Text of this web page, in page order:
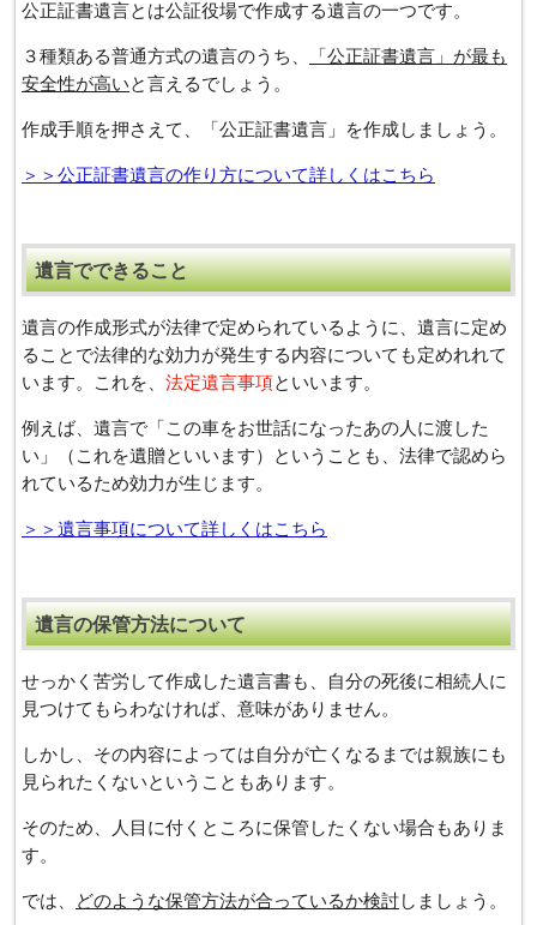
公正証書遺言とは公証役場で作成する遺言の一つです。
３種類ある普通方式の遺⾔のうち、
「公正証書遺⾔」が最も
安全性が高いと言えるでしょう。
作成⼿順を押さえて、「公正証書遺⾔」を作成しましょう。
＞＞公正証書遺言の作り方について詳しくはこちら
遺言でできること
遺言の作成形式が法律で定められているように、遺言に定め
ることで法律的な効力が発生する内容についても定めれれて
います。これを、 法定遺言事項といいます。
例えば、遺言で「この車をお世話になったあの人に渡した
い」（これを遺贈といいます）ということも、法律で認めら
れているため効力が生じます。
＞＞遺言事項について詳しくはこちら
遺⾔の保管方法について
せっかく苦労して作成した遺⾔書も、⾃分の死後に相続⼈に
⾒つけてもらわなければ、意味がありません。
しかし、その内容によっては自分が亡くなるまでは親族にも
見られたくないということもあります。
そのため、人目に付くところに保管したくない場合もありま
す。
では、 どのような保管方法が合っているか検討しましょう。